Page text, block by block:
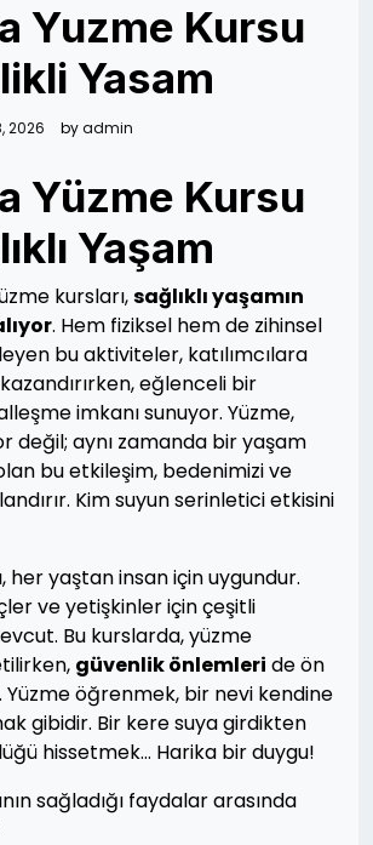
Yuzme Kursu
Yasam
2026 byadmin
Yüzme Kursu
Yaşam
kursları,sağlıklı yaşamın
. Hem fiziksel hem de zihinsel
bu aktiviteler, katılımcılara
eğlenceli bir
imkanı sunuyor. Yüzme,
değil; aynı zamanda bir yaşam
bu etkileşim, bedenimizi ve
Kim suyun serinletici etkisini
her yaştan insan için uygundur.
ve yetişkinler için çeşitli
Bu kurslarda, yüzme
güvenlik önlemleri de ön
öğrenmek, bir nevi kendine
gibidir. Bir kere suya girdikten
hissetmek… Harika bir duygu!
sağladığı faydalar arasında